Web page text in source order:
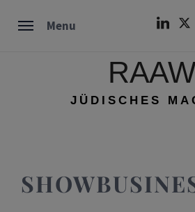
Menu
JÜDISCHES